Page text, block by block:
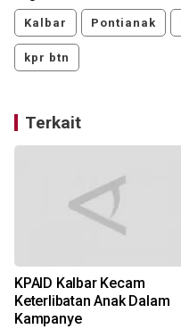
Kalbar Pontianak
kpr btn
Terkait
KPAID Kalbar Kecam
Keterlibatan Anak Dalam
Kampanye